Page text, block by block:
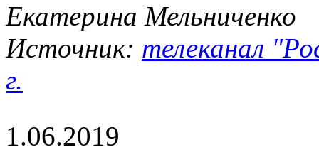
Екатерина Мельниченко
Источник: телеканал
г.
1.06.2019